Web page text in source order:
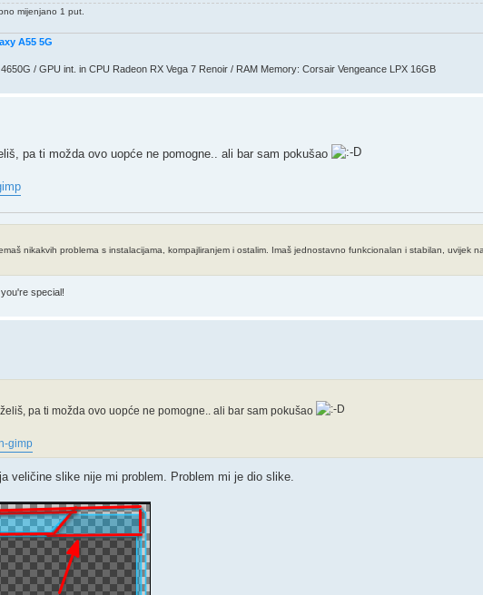
mijenjano 1 put.
A55 5G
/ GPU int. in CPU Radeon RX Vega 7 Renoir / RAM Memory: Corsair Vengeance LPX 16GB
pa ti možda ovo uopće ne pomogne.. ali bar sam pokušao
nikakvih problema s instalacijama, kompajliranjem i ostalim. Imaš jednostavno funkcionalan i stabilan, uvijek
special!
pa ti možda ovo uopće ne pomogne.. ali bar sam pokušao
gimp
veličine slike nije mi problem. Problem mi je dio slike.